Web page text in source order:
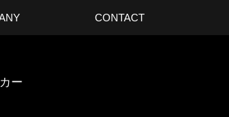
CONTACT
ー